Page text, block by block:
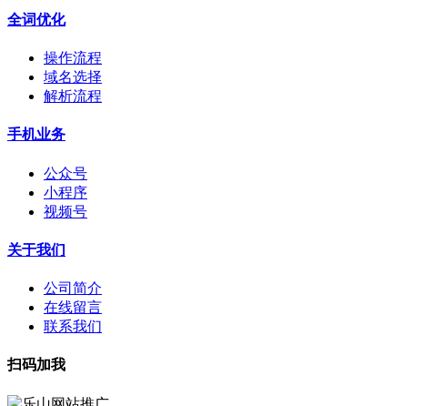
全词优化
操作流程
域名选择
解析流程
手机业务
公众号
小程序
视频号
关于我们
公司简介
在线留言
联系我们
扫码加我